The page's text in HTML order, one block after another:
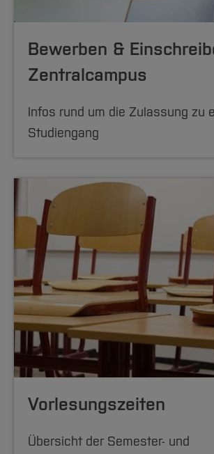
Bewerben &
Zentralcampus
Infos rund um die Zulassung zu
Studiengang
Vorlesungszeiten
Übersicht der Semester- und